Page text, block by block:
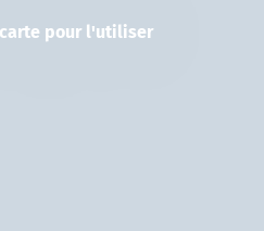
pour l'utiliser